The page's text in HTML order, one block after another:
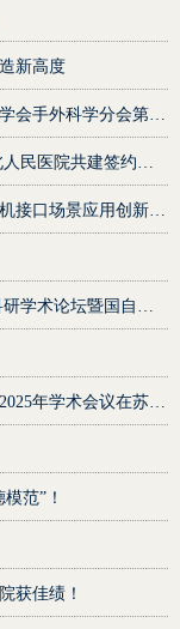
新高度
苏大附属无锡九院党委书记芮永军当选中华医学会手外科学分会第十届委员会副主任委员
校院合作谋发展 协同创新促健康—我院与苏北人民医院共建签约暨三大协同创新中心揭牌仪式顺利举行
＂脑＂启未来、＂核＂力践行——首个央企脑机接口场景应用创新促进中心在苏大附二院揭牌成立
科研赋能，聚力攻坚 —附属张家港医院举办科研学术论坛暨国自然申报专家辅导会
江苏省医院协会医院科技教育管理专业委员会2025年学术会议在苏州顺利召开
范”！
获佳绩！